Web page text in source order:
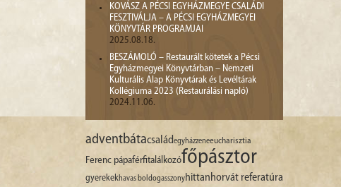
KOVÁSZ A PÉCSI EGYHÁZMEGYE CSALÁDI
FESZTIVÁLJA – A PÉCSI EGYHÁZMEGYEI
KÖNYVTÁR PROGRAMJAI
2025.08.18.
BESZÁMOLÓ – Restaurált kötetek a Pécsi
Egyházmegyei Könyvtárban – Nemzeti
Kulturális Alap Könyvtárak és Levéltárak
Kollégiuma 2023 (Restaurálási napló)
2024.11.06.
adventbátacsaládegyházzeneeucharisztia
Ferenc pápaférfitalálkozófőpásztor
gyerekekhavas boldogasszonyhittanhorvát referatúra